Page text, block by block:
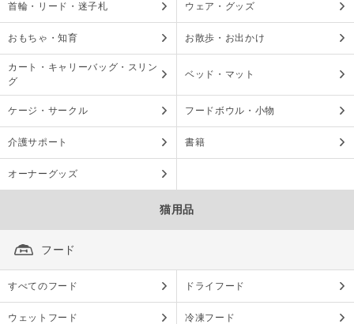
首輪・リード・迷子札 ウェア・グッズ
おもちゃ・知育 お散歩・お出かけ
カート・キャリーバッグ・スリン
グ
ベッド・マット
ケージ・サークル フードボウル・小物
介護サポート 書籍
オーナーグッズ
猫用品
フード
すべてのフード ドライフード
ウェットフード 冷凍フード